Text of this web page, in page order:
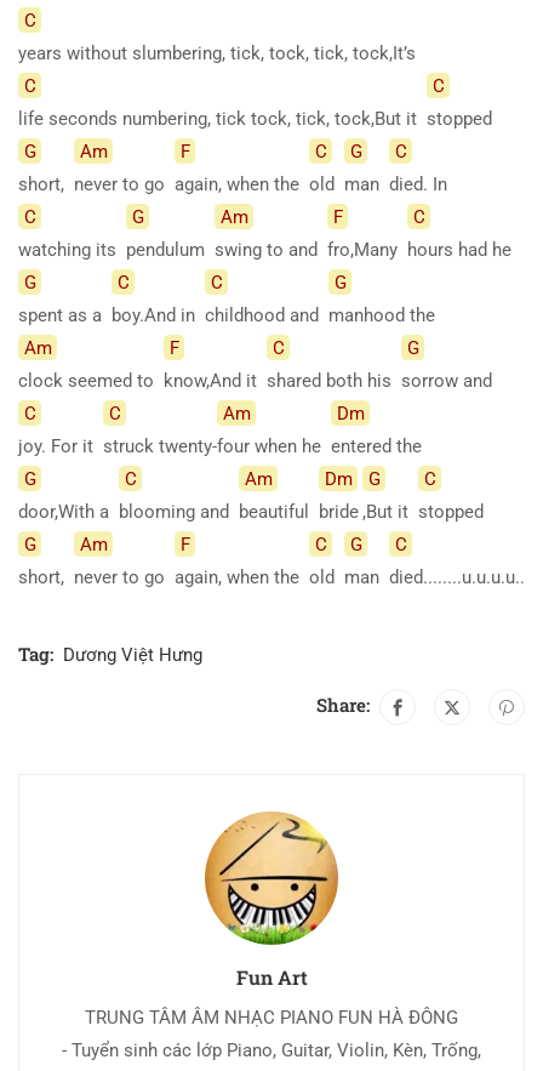
C
years without slumbering, tick, tock, tick, tock,It’s
C
life seconds numbering, tick tock, tick, tock,But it
C
stopped
G
short,
Am
never to go
F
again, when the
C
old
G
man
C
died. In
C
watching its
G
pendulum
Am
swing to and
F
fro,Many
C
hours had he
G
spent as a
C
boy.And in
C
childhood and
G
manhood the
Am
clock seemed to
F
know,And it
C
shared both his
G
sorrow and
C
joy. For it
C
struck twenty-
Am
four when he
Dm
entered the
G
door,With a
C
blooming and
Am
beautiful
Dm
bride
G
,But it
C
stopped
G
short,
Am
never to go
F
again, when the
C
old
G
man
C
died........u.u.u.u..
Tag: Dương Việt Hưng
Share:
Fun Art
TRUNG TÂM ÂM NHẠC PIANO FUN HÀ ĐÔNG
- Tuyển sinh các lớp Piano, Guitar, Violin, Kèn, Trống,